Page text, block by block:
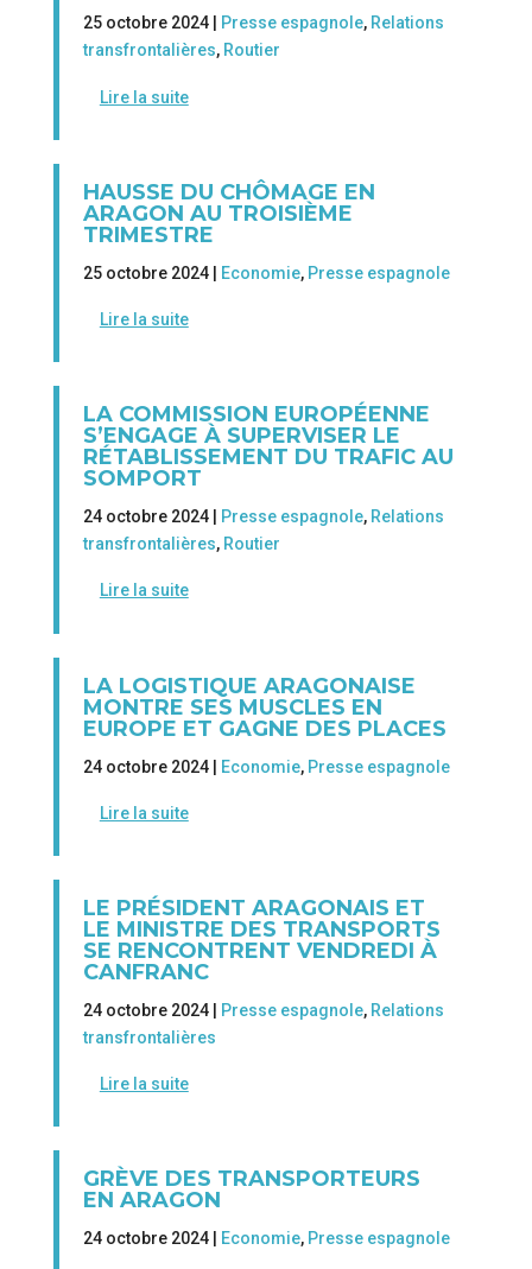
25 octobre 2024 | Presse espagnole, Relations
transfrontalières, Routier
Lire la suite
HAUSSE DU CHÔMAGE EN
ARAGON AU TROISIÈME
TRIMESTRE
25 octobre 2024 | Economie, Presse espagnole
Lire la suite
LA COMMISSION EUROPÉENNE
S’ENGAGE À SUPERVISER LE
RÉTABLISSEMENT DU TRAFIC AU
SOMPORT
24 octobre 2024 | Presse espagnole, Relations
transfrontalières, Routier
Lire la suite
LA LOGISTIQUE ARAGONAISE
MONTRE SES MUSCLES EN
EUROPE ET GAGNE DES PLACES
24 octobre 2024 | Economie, Presse espagnole
Lire la suite
LE PRÉSIDENT ARAGONAIS ET
LE MINISTRE DES TRANSPORTS
SE RENCONTRENT VENDREDI À
CANFRANC
24 octobre 2024 | Presse espagnole, Relations
transfrontalières
Lire la suite
GRÈVE DES TRANSPORTEURS
EN ARAGON
24 octobre 2024 | Economie, Presse espagnole